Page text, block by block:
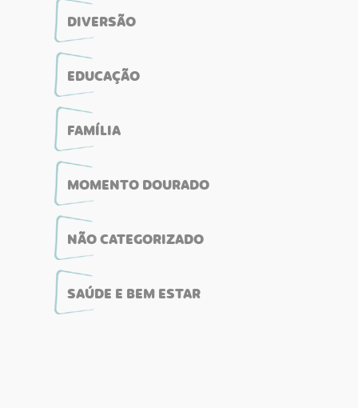
DIVERSÃO
EDUCAÇÃO
FAMÍLIA
MOMENTO DOURADO
NÃO CATEGORIZADO
SAÚDE E BEM ESTAR